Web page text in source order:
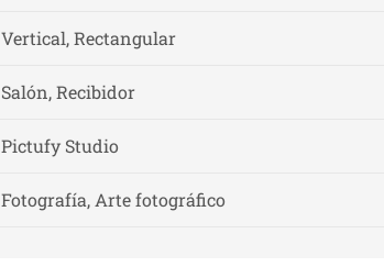
Vertical, Rectangular
Salón, Recibidor
Pictufy Studio
Fotografía, Arte fotográfico